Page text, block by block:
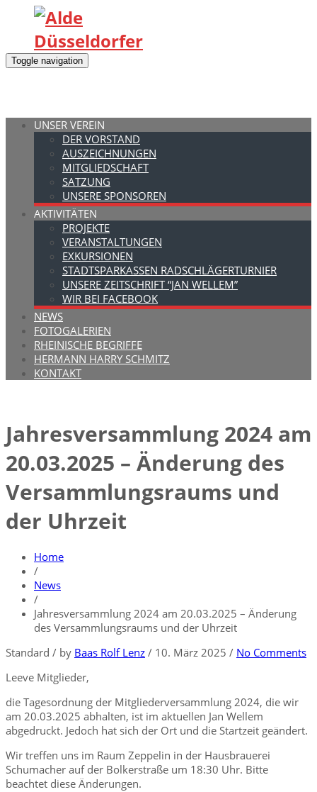
Toggle navigation
UNSER VEREIN
DER VORSTAND
AUSZEICHNUNGEN
MITGLIEDSCHAFT
SATZUNG
UNSERE SPONSOREN
AKTIVITÄTEN
PROJEKTE
VERANSTALTUNGEN
EXKURSIONEN
STADTSPARKASSEN RADSCHLÄGERTURNIER
UNSERE ZEITSCHRIFT “JAN WELLEM”
WIR BEI FACEBOOK
NEWS
FOTOGALERIEN
RHEINISCHE BEGRIFFE
HERMANN HARRY SCHMITZ
KONTAKT
Jahresversammlung 2024 am
20.03.2025 – Änderung des
Versammlungsraums und
der Uhrzeit
Home
/
News
/
Jahresversammlung 2024 am 20.03.2025 – Änderung
des Versammlungsraums und der Uhrzeit
Standard / by Baas Rolf Lenz / 10. März 2025 / No Comments
Leeve Mitglieder,
die Tagesordnung der Mitgliederversammlung 2024, die wir
am 20.03.2025 abhalten, ist im aktuellen Jan Wellem
abgedruckt. Jedoch hat sich der Ort und die Startzeit geändert.
Wir treffen uns im Raum Zeppelin in der Hausbrauerei
Schumacher auf der Bolkerstraße um 18:30 Uhr. Bitte
beachtet diese Änderungen.